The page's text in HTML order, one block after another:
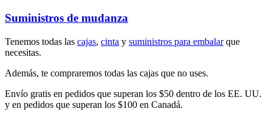
Suministros de mudanza
Tenemos todas las cajas, cinta y suministros para embalarque
necesitas.
Además, te compraremos todas las cajas que no uses.
Envío gratis en pedidos que superan los $50 dentro de los EE. UU.
y en pedidos que superan los $100 en Canadá.